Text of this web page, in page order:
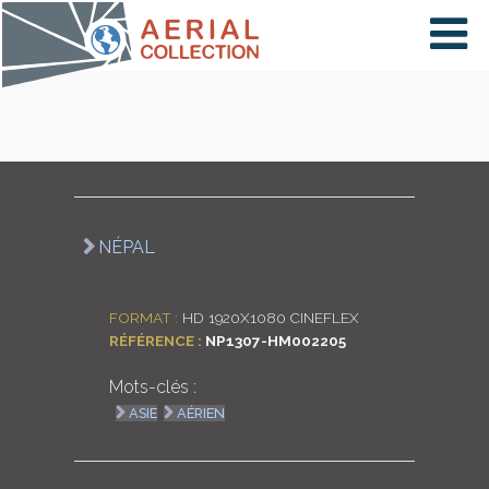
×
NÉPAL
FORMAT : HD 1920X1080 CINEFLEX
RÉFÉRENCE : NP1307-HM002205
Mots-clés :
ASIE AÉRIEN